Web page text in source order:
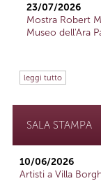
23/07/2026
Mostra Robert
Museo dell'Ara
leggi tutto
SALA STAMPA
10/06/2026
Artisti a Villa